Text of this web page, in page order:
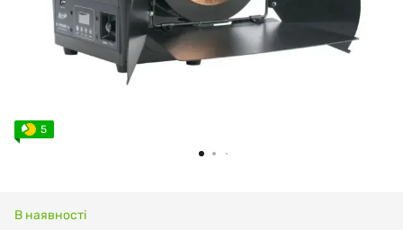
5
В наявності